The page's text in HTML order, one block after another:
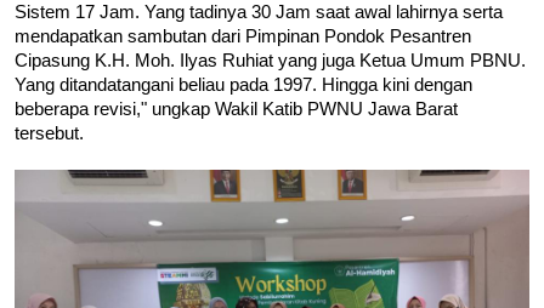
Sistem 17 Jam. Yang tadinya 30 Jam saat awal lahirnya serta
mendapatkan sambutan dari Pimpinan Pondok Pesantren
Cipasung K.H. Moh. Ilyas Ruhiat yang juga Ketua Umum PBNU.
Yang ditandatangani beliau pada 1997. Hingga kini dengan
beberapa revisi," ungkap Wakil Katib PWNU Jawa Barat
tersebut.